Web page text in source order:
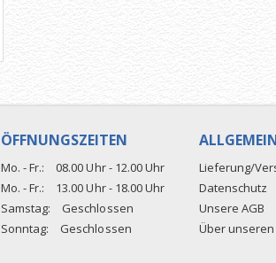
ÖFFNUNGSZEITEN
Mo. - Fr.:
08.00 Uhr - 12.00 Uhr
Mo. - Fr.:
13.00 Uhr - 18.00 Uhr
Samstag:
Geschlossen
Sonntag:
Geschlossen
Lieferung/
Datenschutz
Unsere AGB
Über unseren